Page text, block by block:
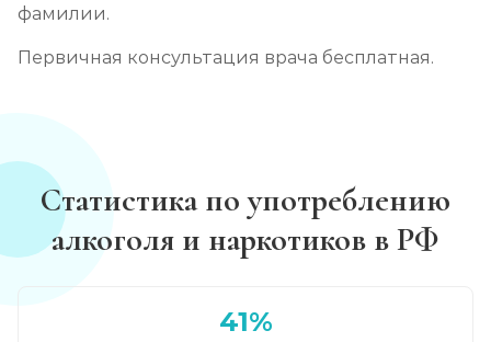
фамилии.
Первичная консультация врача бесплатная.
Статистика по употреблению
алкоголя и наркотиков в РФ
41%